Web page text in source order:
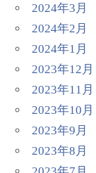
2024年3月
2024年2月
2024年1月
2023年12月
2023年11月
2023年10月
2023年9月
2023年8月